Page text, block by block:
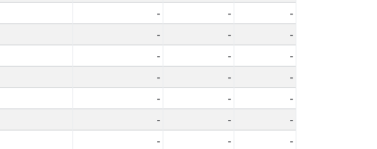
- -
-
- -
-
- -
-
- -
-
- -
-
- -
-
- -
-